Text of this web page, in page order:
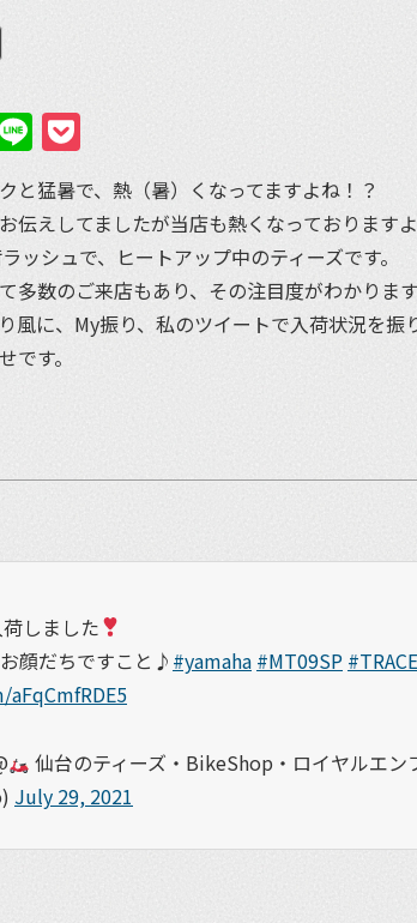
Line
と猛暑で、熱（暑）くなってますよね！？
伝えしてましたが当店も熱くなっております
ッシュで、ヒートアップ中のティーズです。
多数のご来店もあり、その注目度がわかります
風に、My振り、私のツイートで入荷状況を振
です。
しました
顔だちですこと♪ #yamaha #MT09SP
仙台のティーズ・BikeShop・ロイヤルエン
July 29, 2021